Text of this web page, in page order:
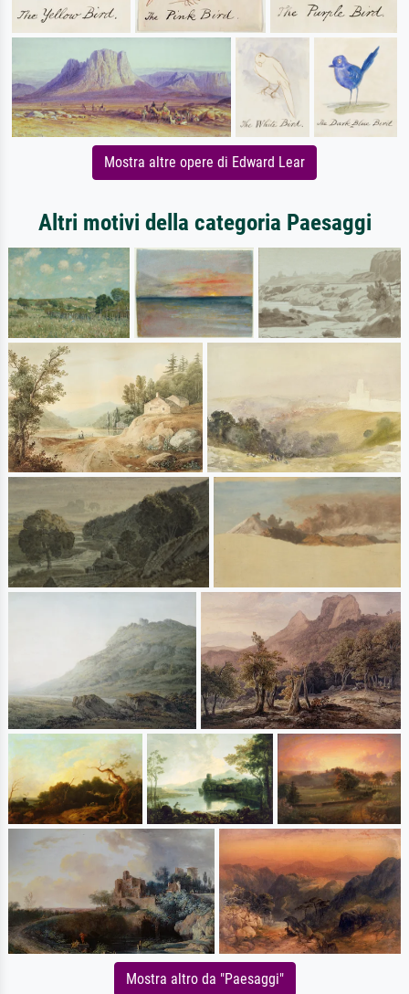
Mostra altre opere di Edward Lear
Altri motivi della categoria Paesaggi
Mostra altro da "Paesaggi"